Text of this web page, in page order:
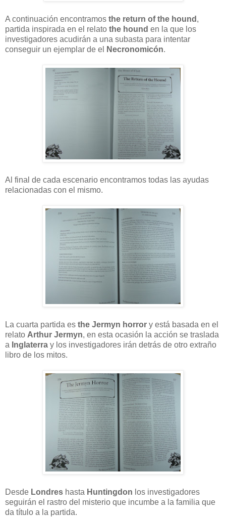
A continuación encontramos the return of the hound ,
partida inspirada en el relato the hound en la que los
investigadores acudirán a una subasta para intentar
conseguir un ejemplar de el
Necronomicón.
Al final de cada escenario encontramos todas las ayudas
relacionadas con el mismo.
La cuarta partida es the Jermyn horror y está basada en el
relato Arthur Jermyn, en esta ocasión la acción se traslada
a Inglaterra y los investigadores irán detrás de otro extraño
libro de los mitos.
Desde Londres hasta Huntingdon los investigadores
seguirán el rastro del misterio que incumbe a la familia que
da título a la partida.